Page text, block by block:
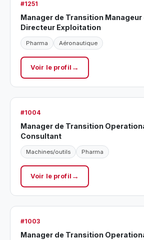
#1251
Manager de Transition Manageur
Directeur Exploitation
Pharma Aéronautique
Voir le profil
#1004
Manager de Transition
Consultant
Machines/outils Pharma
Voir le profil
#1003
Manager de Transition